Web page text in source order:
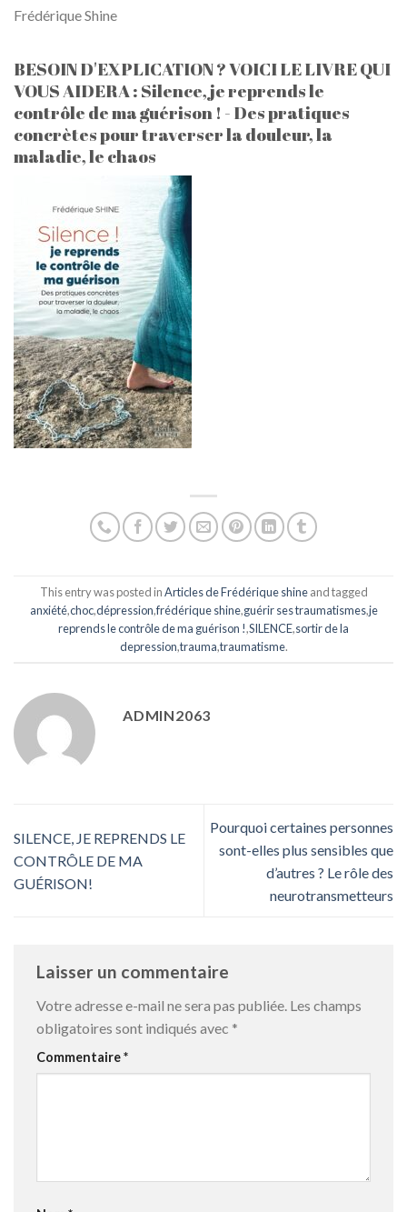
Frédérique Shine
BESOIN D'EXPLICATION ? VOICI LE LIVRE QUI
VOUS AIDERA : Silence, je reprends le
contrôle de ma guérison ! - Des pratiques
concrètes pour traverser la douleur, la
maladie, le chaos
This entry was posted inArticles de Frédérique shineand tagged
anxiété,choc,dépression,frédérique shine,guérir ses traumatismes,je
reprends le contrôle de ma guérison !,SILENCE,sortir de la
depression,trauma,traumatisme.
ADMIN2063
SILENCE, JE REPRENDS LE
CONTRÔLE DE MA
GUÉRISON!
Pourquoi certaines personnes
sont-elles plus sensibles que
d’autres ? Le rôle des
neurotransmetteurs
Laisser un commentaire
Votre adresse e-mail ne sera pas publiée. Les champs
obligatoires sont indiqués avec *
Commentaire*